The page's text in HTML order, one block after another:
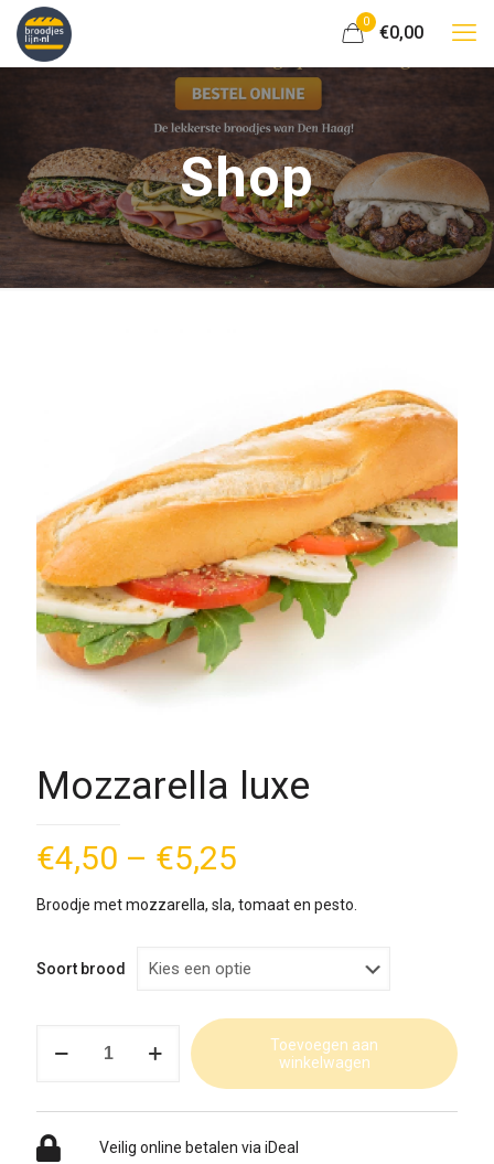
0
€0,00
Shop
Mozzarella luxe
€4,50 – €5,25
Broodje met mozzarella, sla, tomaat en pesto.
Soort brood
Toevoegen aan
winkelwagen
Veilig online betalen via iDeal